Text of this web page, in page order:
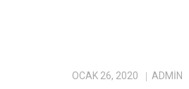
OCAK 26, 2020 ADMIN